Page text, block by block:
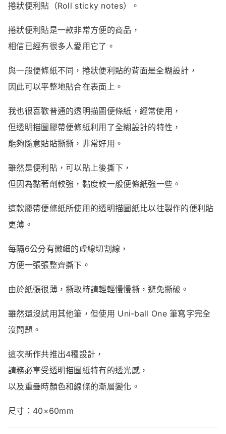
捲狀便利貼 （Roll sticky notes）。
捲狀便利貼是一款非常方便的商品，
相信已經有很多人愛用 它了。
與一般便條紙不同，捲狀便利貼的背面是全糊設計，
因此可以平整地貼合在表面上。
我也很喜歡普通的透明描圖便條紙， 經常使用，
但透明描圖 膠帶便條紙利用 了全糊設計的特性，
能夠 隨意貼貼撕撕， 非常好用。
雖然是便利貼， 可以貼上後撕下，
但 因為黏著劑較強， 黏度較一般便條紙強一些。
這款膠帶便條紙所使用 的透明描圖紙比以往製作的便利貼
更薄。
每隔6公分有微細的虛線切割 線，
方便一張張整齊撕下。
由於紙張很薄，撕取 時請輕輕慢慢撕，避免撕破。
雖然還沒試用其他筆，但使用 Uni-ball One筆寫字完全
沒問題。
這次新作共推出4種設計，
請務必享受透明描圖紙特有的透光感，
以及重疊時顏色和線條的漸層變化。
尺寸： 40×60mm